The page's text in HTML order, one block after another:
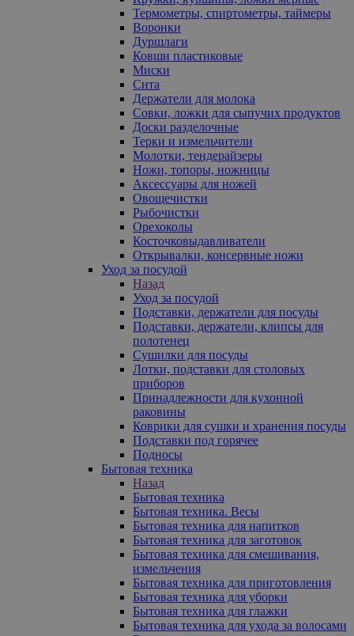
Термометры, спиртометры, таймеры
Воронки
Дуршлаги
Ковши пластиковые
Миски
Сита
Держатели для молока
Совки, ложки для сыпучих продуктов
Доски разделочные
Терки и измельчители
Молотки, тендерайзеры
Ножи, топоры, ножницы
Аксессуары для ножей
Овощечистки
Рыбочистки
Орехоколы
Косточковыдавливатели
Открывалки, консервные ножи
Уход за посудой
Назад
Уход за посудой
Подставки, держатели для посуды
Подставки, держатели, клипсы для
полотенец
Сушилки для посуды
Лотки, подставки для столовых
приборов
Принадлежности для кухонной
раковины
Коврики для сушки и хранения посуды
Подставки под горячее
Подносы
Бытовая техника
Назад
Бытовая техника
Бытовая техника. Весы
Бытовая техника для напитков
Бытовая техника для заготовок
Бытовая техника для смешивания,
измельчения
Бытовая техника для приготовления
Бытовая техника для уборки
Бытовая техника для глажки
Бытовая техника для ухода за волосами